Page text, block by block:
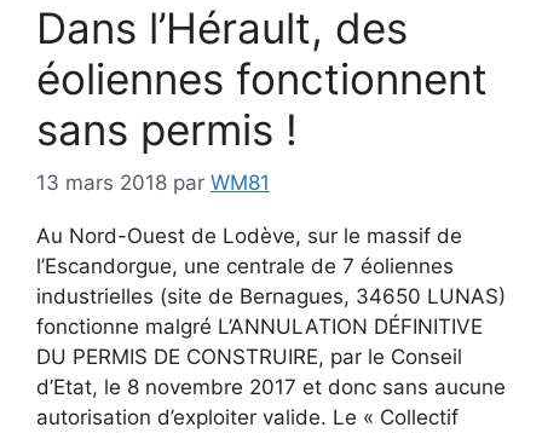
Dans l’Hérault, des
éoliennes fonctionnent
sans permis !
13 mars 2018 par WM81
Au Nord-Ouest de Lodève, sur le massif de
l’Escandorgue, une centrale de 7 éoliennes
industrielles (site de Bernagues, 34650 LUNAS)
fonctionne malgré L’ANNULATION DÉFINITIVE
DU PERMIS DE CONSTRUIRE, par le Conseil
d’Etat, le 8 novembre 2017 et donc sans aucune
autorisation d’exploiter valide. Le « Collectif